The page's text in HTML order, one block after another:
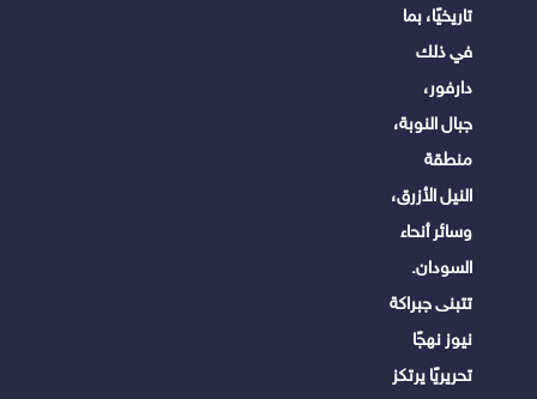
تاريخيًا، بما
في ذلك
دارفور،
جبال النوبة،
منطقة
النيل الأزرق،
وسائر أنحاء
السودان.
تتبنى جبراكة
نيوز نهجًا
تحريريًا يرتكز